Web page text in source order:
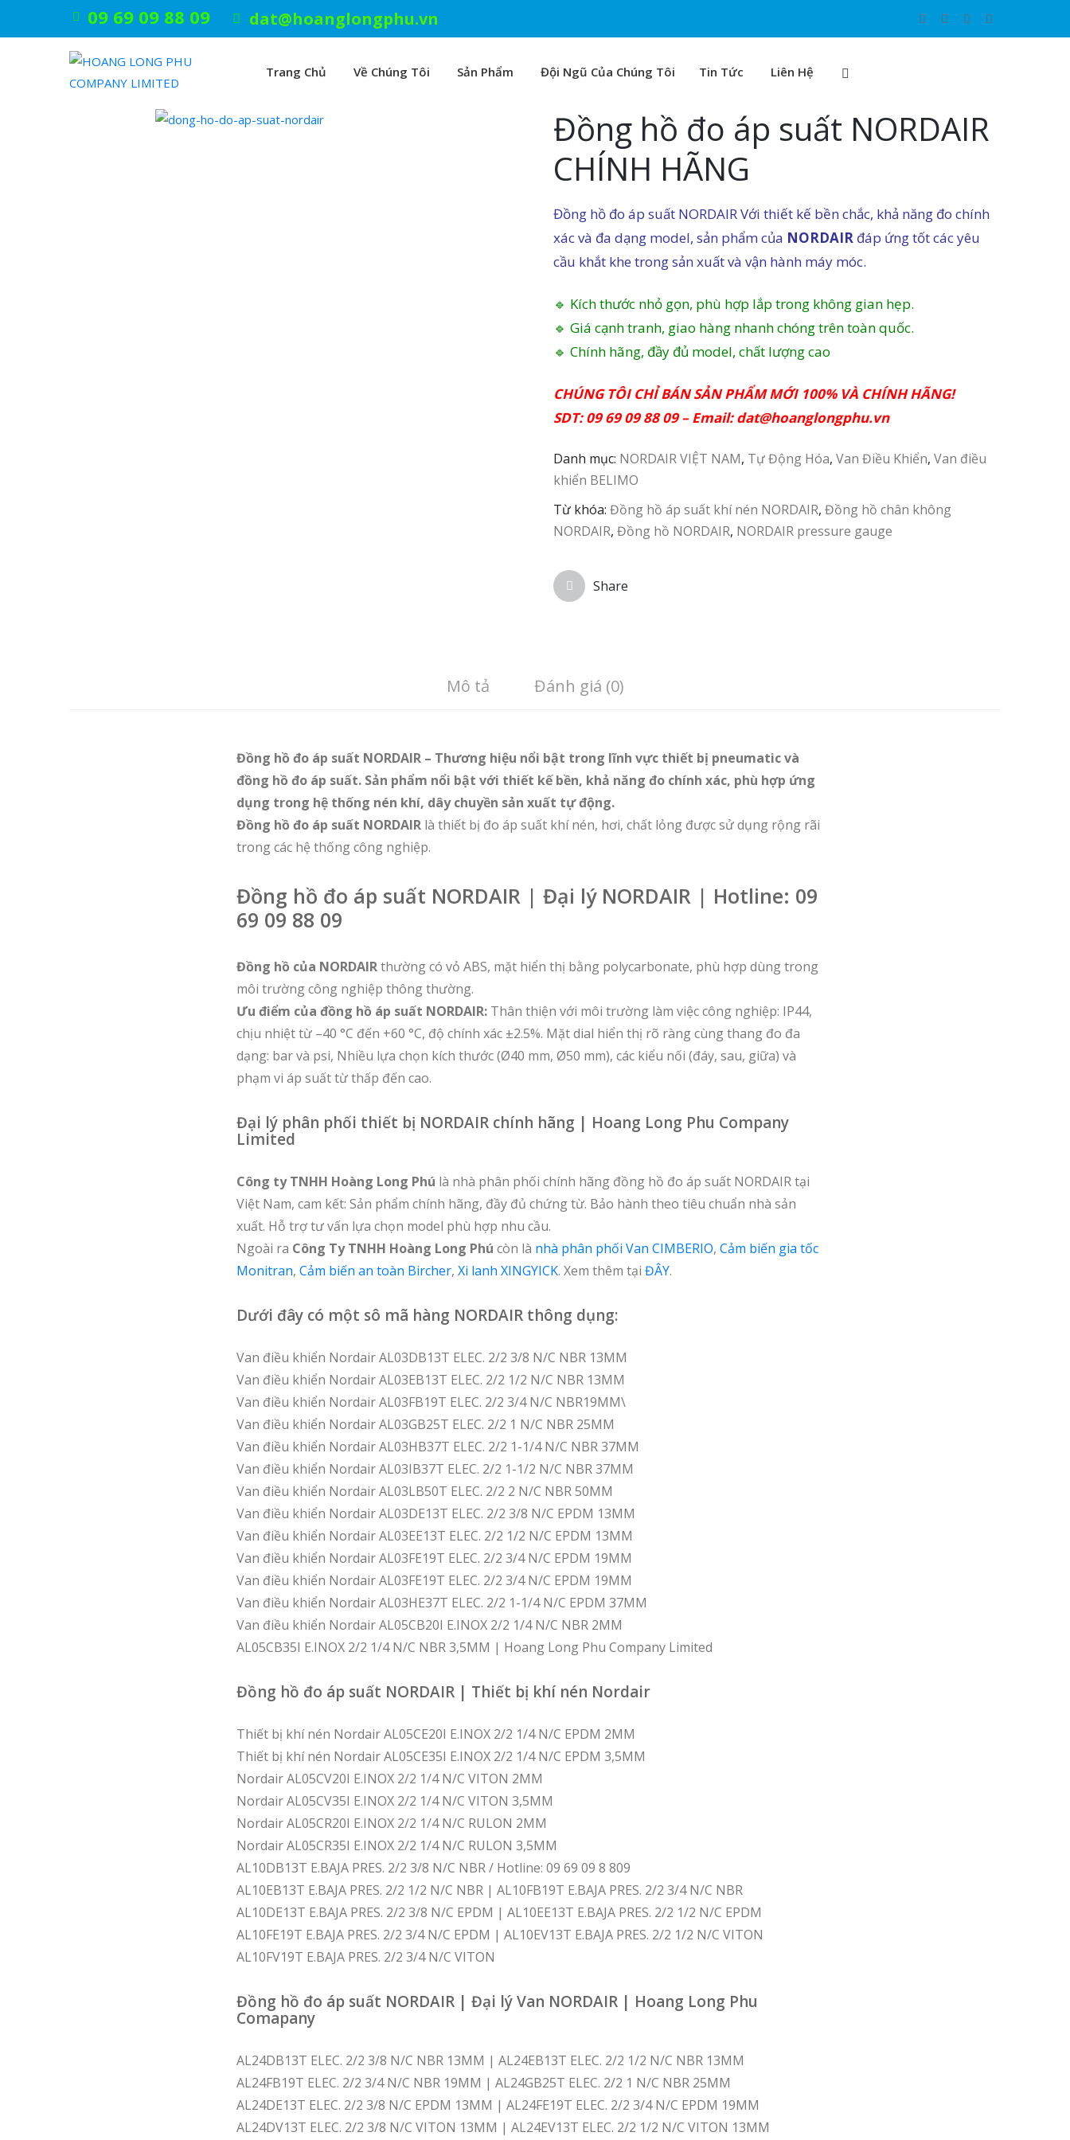
09 69 09 88 09 dat@hoanglongphu.vn
Trang Chủ Về Chúng Tôi Sản Phẩm Đội Ngũ Của Chúng Tôi Tin Tức Liên Hệ
Đồng hồ đo áp suất NORDAIR
CHÍNH HÃNG
Đồng hồ đo áp suất NORDAIR Với thiết kế bền chắc, khả năng đo chính
xác và đa dạng model, sản phẩm của NORDAIR đáp ứng tốt các yêu
cầu khắt khe trong sản xuất và vận hành máy móc.
🔹 Kích thước nhỏ gọn, phù hợp lắp trong không gian hẹp.
🔹 Giá cạnh tranh, giao hàng nhanh chóng trên toàn quốc.
🔹 Chính hãng, đầy đủ model, chất lượng cao
CHÚNG TÔI CHỈ BÁN SẢN PHẨM MỚI 100% VÀ CHÍNH HÃNG!
SDT: 09 69 09 88 09 – Email:dat@hoanglongphu.vn
Danh mục: NORDAIR VIỆT NAM, Tự Động Hóa,Van Điều Khiển,Van điều
khiển BELIMO
Từ khóa:Đồng hồ áp suất khí nén NORDAIR,Đồng hồ chân không
NORDAIR,Đồng hồ NORDAIR, NORDAIR pressure gauge
Share
Mô tả Đánh giá (0)
Đồng hồ đo áp suất NORDAIR – Thương hiệu nổi bật trong lĩnh vực thiết bị pneumatic và
đồng hồ đo áp suất. Sản phẩm nổi bật với thiết kế bền, khả năng đo chính xác, phù hợp ứng
dụng trong hệ thống nén khí, dây chuyền sản xuất tự động.
Đồng hồ đo áp suất NORDAIR là thiết bị đo áp suất khí nén, hơi, chất lỏng được sử dụng rộng rãi
trong các hệ thống công nghiệp.
Đồng hồ đo áp suất NORDAIR | Đại lý NORDAIR | Hotline: 09
69 09 88 09
Đồng hồ của NORDAIRthường có vỏ ABS, mặt hiển thị bằng polycarbonate, phù hợp dùng trong
môi trường công nghiệp thông thường.
Ưu điểm của đồng hồ áp suất NORDAIR: Thân thiện với môi trường làm việc công nghiệp: IP44,
chịu nhiệt từ –40 °C đến +60 °C, độ chính xác ±2.5%. Mặt dial hiển thị rõ ràng cùng thang đo đa
dạng: bar và psi, Nhiều lựa chọn kích thước (Ø40 mm, Ø50 mm), các kiểu nối (đáy, sau, giữa) và
phạm vi áp suất từ thấp đến cao.
Đại lý phân phối thiết bị NORDAIR chính hãng | Hoang Long Phu Company
Limited
Công ty TNHH Hoàng Long Phú là nhà phân phối chính hãng đồng hồ đo áp suất NORDAIR tại
Việt Nam, cam kết: Sản phẩm chính hãng, đầy đủ chứng từ. Bảo hành theo tiêu chuẩn nhà sản
xuất. Hỗ trợ tư vấn lựa chọn model phù hợp nhu cầu.
Ngoài ra Công Ty TNHH Hoàng Long Phú còn là nhà phân phối Van CIMBERIO, Cảm biến gia tốc
Monitran, Cảm biến an toàn Bircher, Xi lanh XINGYICK. Xem thêm tại ĐÂY.
Dưới đây có một sô mã hàng NORDAIR thông dụng:
Van điều khiển Nordair AL03DB13T ELEC. 2/2 3/8 N/C NBR 13MM
Van điều khiển Nordair AL03EB13T ELEC. 2/2 1/2 N/C NBR 13MM
Van điều khiển Nordair AL03FB19T ELEC. 2/2 3/4 N/C NBR19MM\
Van điều khiển Nordair AL03GB25T ELEC. 2/2 1 N/C NBR 25MM
Van điều khiển Nordair AL03HB37T ELEC. 2/2 1-1/4 N/C NBR 37MM
Van điều khiển Nordair AL03IB37T ELEC. 2/2 1-1/2 N/C NBR 37MM
Van điều khiển Nordair AL03LB50T ELEC. 2/2 2 N/C NBR 50MM
Van điều khiển Nordair AL03DE13T ELEC. 2/2 3/8 N/C EPDM 13MM
Van điều khiển Nordair AL03EE13T ELEC. 2/2 1/2 N/C EPDM 13MM
Van điều khiển Nordair AL03FE19T ELEC. 2/2 3/4 N/C EPDM 19MM
Van điều khiển Nordair AL03FE19T ELEC. 2/2 3/4 N/C EPDM 19MM
Van điều khiển Nordair AL03HE37T ELEC. 2/2 1-1/4 N/C EPDM 37MM
Van điều khiển Nordair AL05CB20I E.INOX 2/2 1/4 N/C NBR 2MM
AL05CB35I E.INOX 2/2 1/4 N/C NBR 3,5MM | Hoang Long Phu Company Limited
Đồng hồ đo áp suất NORDAIR | Thiết bị khí nén Nordair
Thiết bị khí nén Nordair AL05CE20I E.INOX 2/2 1/4 N/C EPDM 2MM
Thiết bị khí nén Nordair AL05CE35I E.INOX 2/2 1/4 N/C EPDM 3,5MM
Nordair AL05CV20I E.INOX 2/2 1/4 N/C VITON 2MM
Nordair AL05CV35I E.INOX 2/2 1/4 N/C VITON 3,5MM
Nordair AL05CR20I E.INOX 2/2 1/4 N/C RULON 2MM
Nordair AL05CR35I E.INOX 2/2 1/4 N/C RULON 3,5MM
AL10DB13T E.BAJA PRES. 2/2 3/8 N/C NBR / Hotline: 09 69 09 8 809
AL10EB13T E.BAJA PRES. 2/2 1/2 N/C NBR | AL10FB19T E.BAJA PRES. 2/2 3/4 N/C NBR
AL10DE13T E.BAJA PRES. 2/2 3/8 N/C EPDM | AL10EE13T E.BAJA PRES. 2/2 1/2 N/C EPDM
AL10FE19T E.BAJA PRES. 2/2 3/4 N/C EPDM | AL10EV13T E.BAJA PRES. 2/2 1/2 N/C VITON
AL10FV19T E.BAJA PRES. 2/2 3/4 N/C VITON
Đồng hồ đo áp suất NORDAIR | Đại lý Van NORDAIR | Hoang Long Phu
Comapany
AL24DB13T ELEC. 2/2 3/8 N/C NBR 13MM | AL24EB13T ELEC. 2/2 1/2 N/C NBR 13MM
AL24FB19T ELEC. 2/2 3/4 N/C NBR 19MM | AL24GB25T ELEC. 2/2 1 N/C NBR 25MM
AL24DE13T ELEC. 2/2 3/8 N/C EPDM 13MM | AL24FE19T ELEC. 2/2 3/4 N/C EPDM 19MM
AL24DV13T ELEC. 2/2 3/8 N/C VITON 13MM | AL24EV13T ELEC. 2/2 1/2 N/C VITON 13MM